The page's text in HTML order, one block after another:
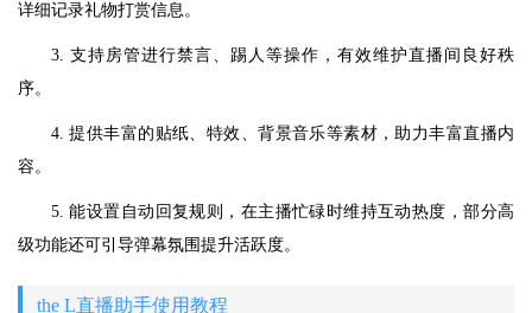
详细记录礼物打赏信息。
3. 支持房管进行禁言、踢人等操作，有效维护直播间良好秩
序。
4. 提供丰富的贴纸、特效、背景音乐等素材，助力丰富直播内
容。
5. 能设置自动回复规则，在主播忙碌时维持互动热度，部分高
级功能还可引导弹幕氛围提升活跃度。
the L直播助手使用教程